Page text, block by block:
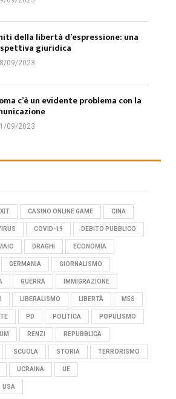
della libertà d’espressione: una
giuridica
09/2023
c’è un evidente problema con la
09/2023
CASINO ONLINE GAME CINA
COVID-19 DEBITO PUBBLICO
DRAGHI ECONOMIA
GERMANIA GIORNALISMO
GUERRA IMMIGRAZIONE
LIBERALISMO LIBERTÀ M5S
PD POLITICA POPULISMO
RENZI REPUBBLICA
SCUOLA STORIA TERRORISMO
UCRAINA UE
USA